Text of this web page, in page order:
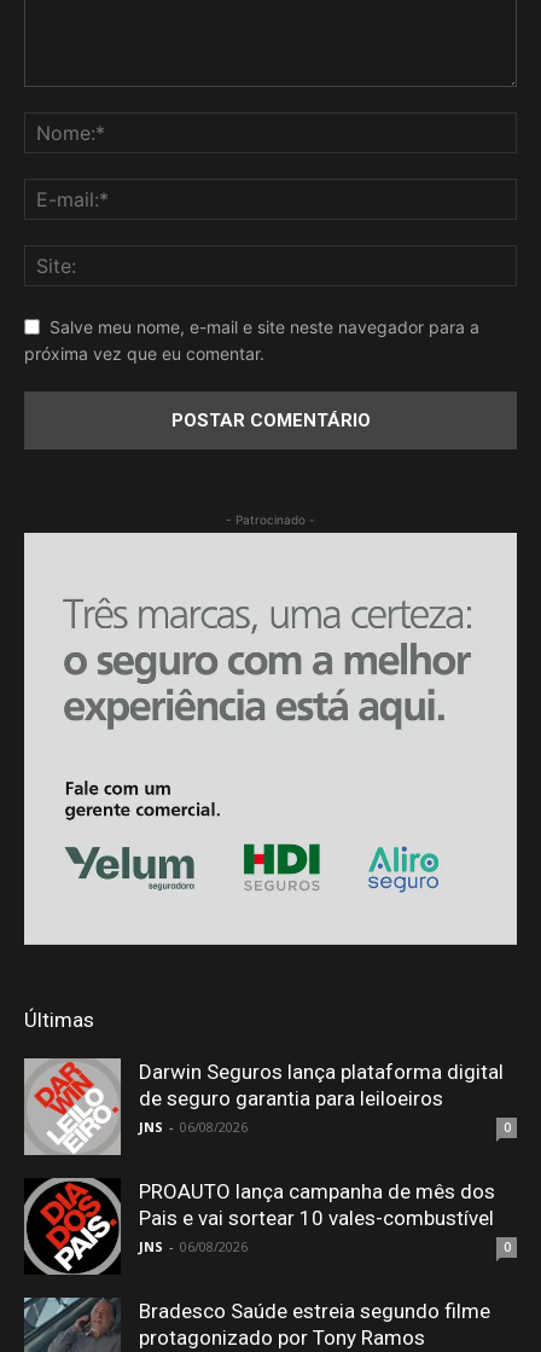
Salve meu nome, e-mail e site neste navegador para a
próxima vez que eu comentar.
- Patrocinado -
Últimas
Darwin Seguros lança plataforma digital
de seguro garantia para leiloeiros
JNS - 06/08/2026 0
PROAUTO lança campanha de mês dos
Pais e vai sortear 10 vales-combustível
JNS - 06/08/2026 0
Bradesco Saúde estreia segundo filme
protagonizado por Tony Ramos